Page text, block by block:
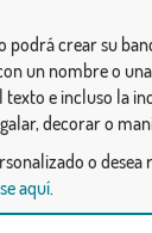
crear su
un nombre o
e incluso la
decorar o
o desea
aquí.